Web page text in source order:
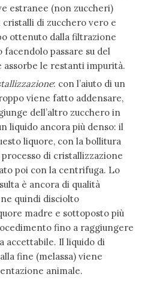
estranee (non zuccheri)
di zucchero vero e
ottenuto dalla filtrazione
passare su del
assorbe le restanti impurità.
: con l’aiuto di un
viene fatto addensare,
dell’altro zucchero in
liquido ancora più denso: il
liquore, con la bollitura
di cristallizzazione
poi con la centrifuga. Lo
è ancora di qualità
quindi disciolto
madre e sottoposto più
fino a raggiungere
accettabile. Il liquido di
fine (melassa) viene
animale.